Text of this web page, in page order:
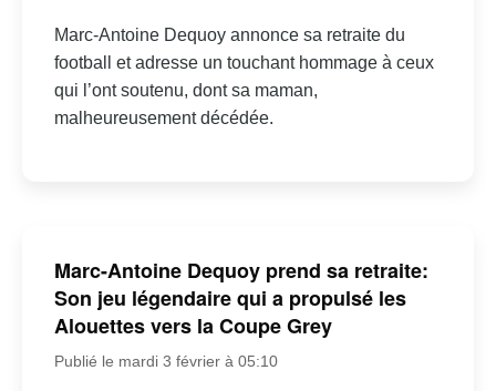
Marc-Antoine Dequoy annonce sa retraite du
football et adresse un touchant hommage à ceux
qui l’ont soutenu, dont sa maman,
malheureusement décédée.
Marc-Antoine Dequoy prend sa retraite:
Son jeu légendaire qui a propulsé les
Alouettes vers la Coupe Grey
Publié le mardi 3 février à 05:10